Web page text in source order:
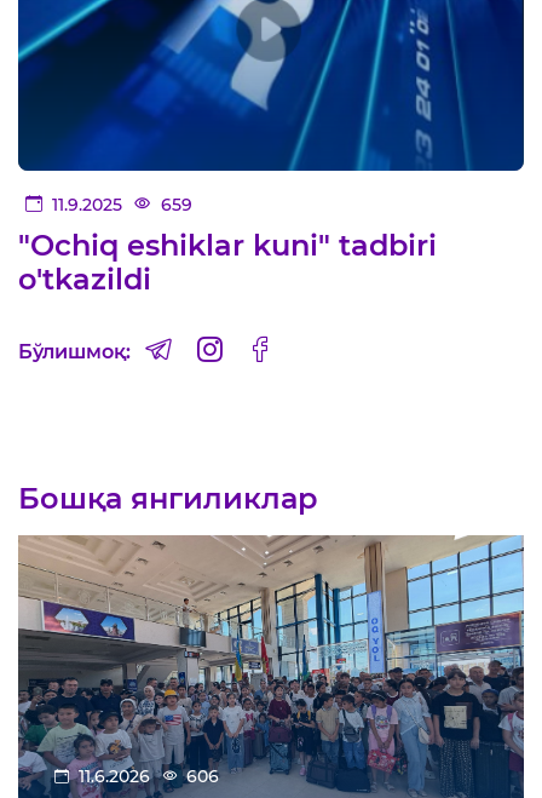
11.9.2025 659
"Ochiq eshiklar kuni" tadbiri
o'tkazildi
Бўлишмоқ:
Бошқа янгиликлар
11.6.2026 606